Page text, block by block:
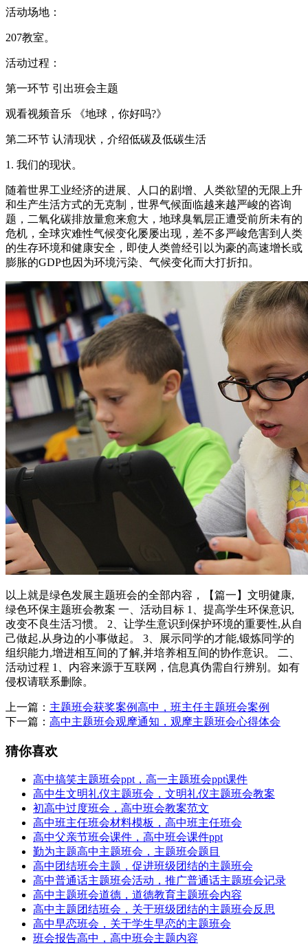
活动场地：
207教室。
活动过程：
第一环节 引出班会主题
观看视频音乐 《地球，你好吗?》
第二环节 认清现状，介绍低碳及低碳生活
1. 我们的现状。
随着世界工业经济的进展、人口的剧增、人类欲望的无限上升
和生产生活方式的无克制，世界气候面临越来越严峻的咨询
题，二氧化碳排放量愈来愈大，地球臭氧层正遭受前所未有的
危机，全球灾难性气候变化屡屡出现，差不多严峻危害到人类
的生存环境和健康安全，即使人类曾经引以为豪的高速增长或
膨胀的GDP也因为环境污染、气候变化而大打折扣。
以上就是绿色发展主题班会的全部内容，【篇一】文明健康,
绿色环保主题班会教案 一、活动目标 1、提高学生环保意识,
改变不良生活习惯。 2、让学生意识到保护环境的重要性,从自
己做起,从身边的小事做起。 3、展示同学的才能,锻炼同学的
组织能力,增进相互间的了解,并培养相互间的协作意识。 二、
活动过程 1、内容来源于互联网，信息真伪需自行辨别。如有
侵权请联系删除。
上一篇： 主题班会获奖案例高中，班主任主题班会案例
下一篇： 高中主题班会观摩通知，观摩主题班会心得体会
猜你喜欢
高中搞笑主题班会ppt，高一主题班会ppt课件
高中生文明礼仪主题班会，文明礼仪主题班会教案
初高中过度班会，高中班会教案范文
高中班主任班会材料模板，高中班主任班会
高中父亲节班会课件，高中班会课件ppt
勤为主题高中主题班会，主题班会题目
高中团结班会主题，促进班级团结的主题班会
高中普通话主题班会活动，推广普通话主题班会记录
高中主题班会道德，道德教育主题班会内容
高中主题团结班会，关于班级团结的主题班会反思
高中早恋班会，关于学生早恋的主题班会
班会报告高中，高中班会主题内容